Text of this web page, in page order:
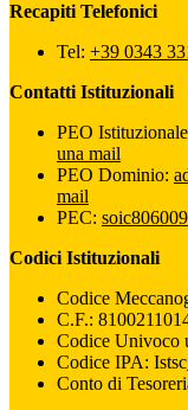
Recapiti Telefonici
Tel: +39 0343
Contatti Istituzionali
PEO
una mail
PEO Dominio:
mail
PEC:
Codici Istituzionali
Codice
C.F.:
Codice
Codice IPA:
Conto di